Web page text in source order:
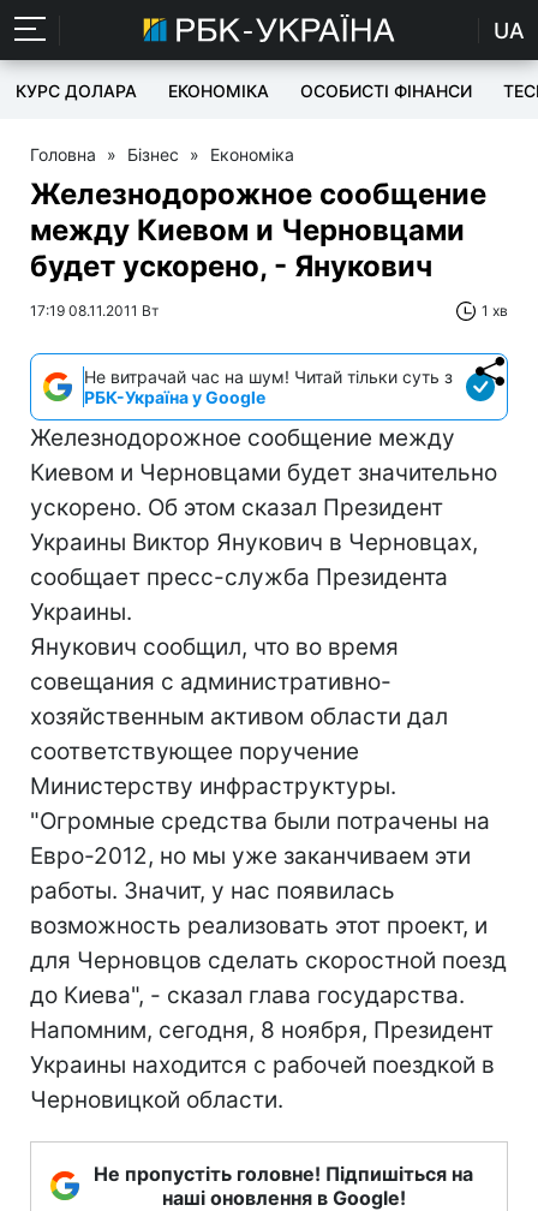
UA
КУРС ДОЛАРА ЕКОНОМІКА ОСОБИСТІ ФІНАНСИ
Головна » Бізнес » Економіка
Железнодорожное сообщение
между Киевом и Черновцами
будет ускорено, - Янукович
17:19 08.11.2011 Вт 1 хв
Не витрачай час на шум! Читай тільки суть з
РБК-Україна у Google
Железнодорожное сообщение между
Киевом и Черновцами будет значительно
ускорено. Об этом сказал Президент
Украины Виктор Янукович в Черновцах,
сообщает пресс-служба Президента
Украины.
Янукович сообщил, что во время
совещания с административно-
хозяйственным активом области дал
соответствующее поручение
Министерству инфраструктуры.
"Огромные средства были потрачены на
Евро-2012, но мы уже заканчиваем эти
работы. Значит, у нас появилась
возможность реализовать этот проект, и
для Черновцов сделать скоростной поезд
до Киева", - сказал глава государства.
Напомним, сегодня, 8 ноября, Президент
Украины находится с рабочей поездкой в
Черновицкой области.
Не пропустіть головне! Підпишіться на
наші оновлення в Google!